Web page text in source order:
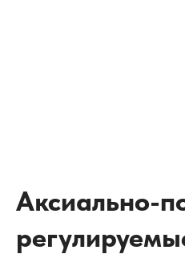
Аксиально-